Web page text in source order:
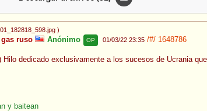
)
gas ruso Anónimo OP 01/03/22 23:35 /#/ 1648786
dedicado exclusivamente a los sucesos de Ucrania
y baitean